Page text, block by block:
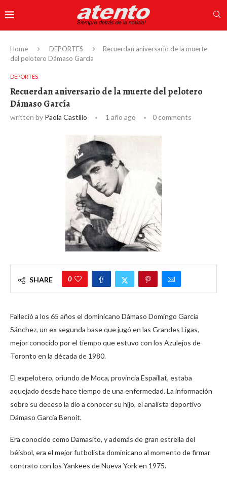
Home DEPORTES
Recuerdan aniversario de la muerte
del pelotero Dámaso García
DEPORTES
Recuerdan aniversario de la muerte del pelotero
Dámaso García
written by Paola Castillo 1 año ago 0 comments
SHARE 0
Falleció a los 65 años el dominicano Dámaso Domingo García
Sánchez, un ex segunda base que jugó en las Grandes Ligas,
mejor conocido por el tiempo que estuvo con los Azulejos de
Toronto en la década de 1980.
El expelotero, oriundo de Moca, provincia Espaillat, estaba
aquejado desde hace tiempo de una enfermedad. La información
sobre su deceso la dio a conocer su hijo, el analista deportivo
Dámaso García Benoit.
Era conocido como Damasito, y además de gran estrella del
béisbol, era el mejor futbolista dominicano al momento de firmar
contrato con los Yankees de Nueva York en 1975.